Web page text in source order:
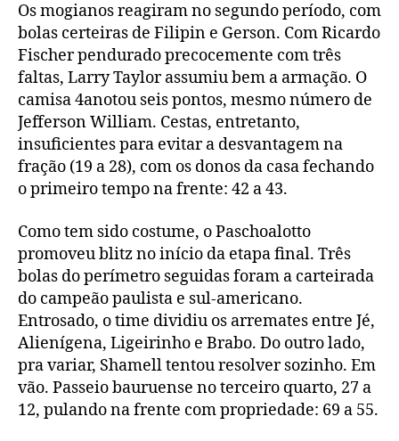
Os mogianos reagiram no segundo período, com
bolas certeiras de Filipin e Gerson. Com Ricardo
Fischer pendurado precocemente com três
faltas, Larry Taylor assumiu bem a armação. O
camisa 4anotou seis pontos, mesmo número de
Jefferson William. Cestas, entretanto,
insuficientes para evitar a desvantagem na
fração (19 a 28), com os donos da casa fechando
o primeiro tempo na frente: 42 a 43.
Como tem sido costume, o Paschoalotto
promoveu blitz no início da etapa final. Três
bolas do perímetro seguidas foram a carteirada
do campeão paulista e sul-americano.
Entrosado, o time dividiu os arremates entre Jé,
Alienígena, Ligeirinho e Brabo. Do outro lado,
pra variar, Shamell tentou resolver sozinho. Em
vão. Passeio bauruense no terceiro quarto, 27 a
12, pulando na frente com propriedade: 69 a 55.